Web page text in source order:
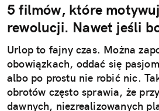
5 filmów, które
rewolucji. Nawet jeśli
Urlop to fajny czas. Można
obowiązkach, oddać się
albo po prostu nie robić nic.
obrotów często sprawia, że
dawnych, niezrealizowanych